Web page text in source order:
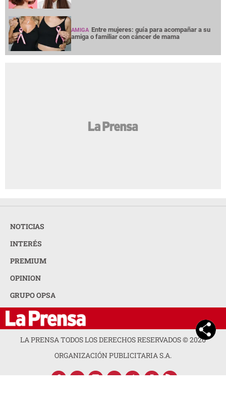
AMIGA Entre mujeres: guía para acompañar a su
amiga o familiar con cáncer de mama
NOTICIAS
INTERÉS
PREMIUM
OPINION
GRUPO OPSA
LA PRENSA TODOS LOS DERECHOS RESERVADOS ©2026
ORGANIZACIÓN PUBLICITARIA S.A.